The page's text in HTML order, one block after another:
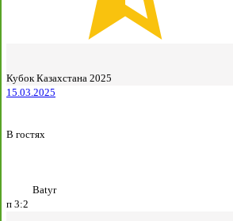
Кубок Казахстана 2025
15.03.2025
В гостях
Batyr
п 3:2